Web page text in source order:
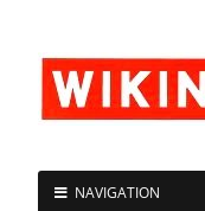
NAVIGATION